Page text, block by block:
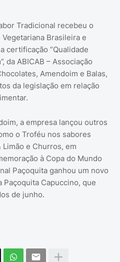
Tradicional recebeu o
Brasileira e
certificação “Qualidade
da ABICAB – Associação
Amendoim e Balas,
da legislação em relação
a empresa lançou outros
o Troféu nos sabores
Limão e Churros, em
à Copa do Mundo
Paçoquita ganhou um novo
Paçoquita Capuccino, que
de junho.